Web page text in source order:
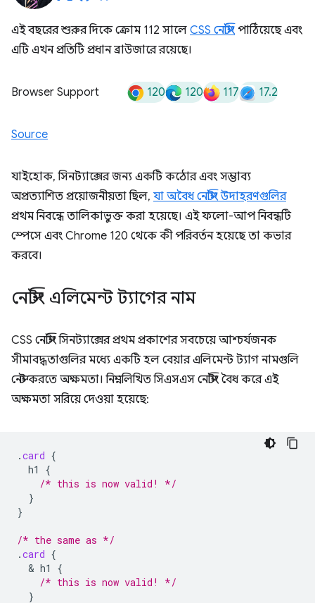
এই বছরের শুরুর দিকে ক্রোম 112 সালে CSS নেস্টিং পাঠিয়েছে এবং
এটি এখন প্রতিটি প্রধান ব্রাউজারে রয়েছে।
Browser Support 120 120 117 17.2
Source
যাইহোক, সিনট্যাক্সের জন্য একটি কঠোর এবং সম্ভাব্য
অপ্রত্যাশিত প্রয়োজনীয়তা ছিল, যা অবৈধ নেস্টিং উদাহরণগুলির
প্রথম নিবন্ধে তালিকাভুক্ত করা হয়েছে। এই ফলো-আপ নিবন্ধটি
স্পেসে এবং Chrome 120 থেকে কী পরিবর্তন হয়েছে তা কভার
করবে।
নেস্টিং এলিমেন্ট ট্যাগের নাম
CSS নেস্টিং সিনট্যাক্সের প্রথম প্রকাশের সবচেয়ে আশ্চর্যজনক
সীমাবদ্ধতাগুলির মধ্যে একটি হল বেয়ার এলিমেন্ট ট্যাগ নামগুলি
নেস্ট করতে অক্ষমতা। নিম্নলিখিত সিএসএস নেস্টিং বৈধ করে এই
অক্ষমতা সরিয়ে দেওয়া হয়েছে:
.card {
h1
{
/* this is now valid! */
}
}
/* the same as */
.card {
  &
h1
{
/* this is now valid! */
}